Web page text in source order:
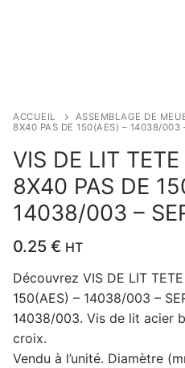
ACCUEIL ASSEMBLAGE DE
8X40 PAS DE 150(AES) – 14038/003
VIS DE LIT
8X40 PAS DE
14038/003 –
0.25 € HT
Découvrez VIS DE LIT
150(AES) – 14038/003 –
14038/003. Vis de lit acier
croix.
Vendu à l’unité. Diamètre